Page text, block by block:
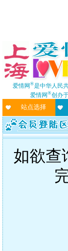
爱情网®是中华人民
爱情网®创办
站点选择
如欲查